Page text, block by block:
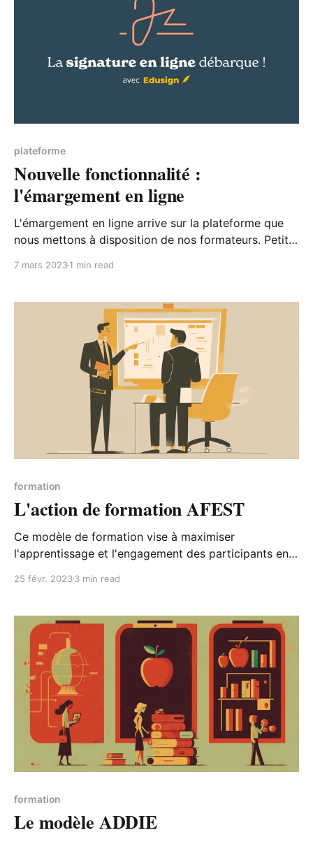
plateforme
Nouvelle fonctionnalité :
l'émargement en ligne
L'émargement en ligne arrive sur la plateforme que
nous mettons à disposition de nos formateurs. Petit
7 mars 20231 min read
formation
L'action de formation AFEST
Ce modèle de formation vise à maximiser
l'apprentissage et l'engagement des participants en
stratégies d'enseignement pour aider les apprenants
25 févr. 20233 min read
formation
Le modèle ADDIE